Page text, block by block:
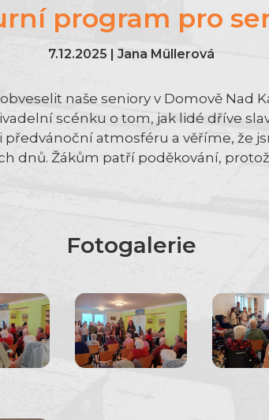
program pro
7.12.2025 | Jana Müllerová
naše seniory v Domově Nad
scénku o tom, jak lidé dříve
předvánoční atmosféru a věříme, že
dnů. Žákům patří poděkování,
Fotogalerie